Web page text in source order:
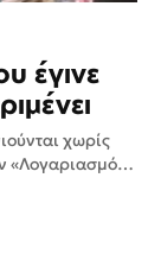
έγινε
χωρίς
«Λογαριασμό»
ο